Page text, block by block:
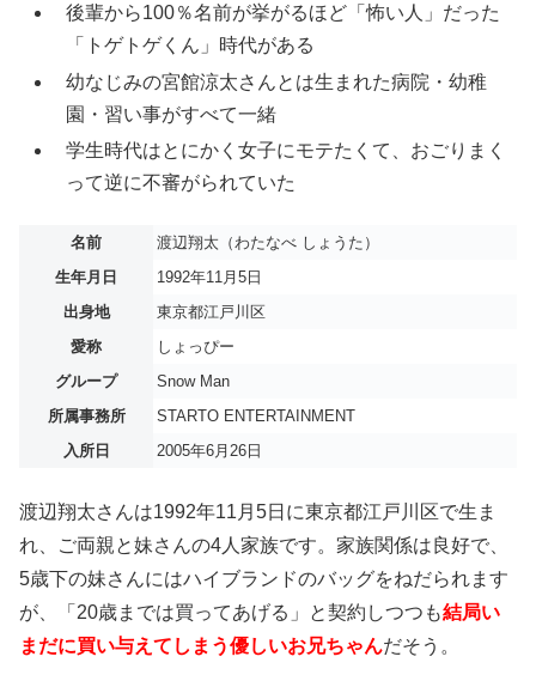
後輩から100％名前が挙がるほど「怖い人」だった
「トゲトゲくん」時代がある
幼なじみの宮館涼太さんとは生まれた病院・幼稚
園・習い事がすべて一緒
学生時代はとにかく女子にモテたくて、おごりまく
って逆に不審がられていた
名前
渡辺翔太（わたなべ しょうた）
生年月日
1992年11月5日
出身地
東京都江戸川区
愛称
しょっぴー
グループ
Snow Man
所属事務所
STARTO ENTERTAINMENT
入所日
2005年6月26日
渡辺翔太さんは1992年11月5日に東京都江戸川区で生ま
れ、ご両親と妹さんの4人家族です。家族関係は良好で、
5歳下の妹さんにはハイブランドのバッグをねだられます
が、「20歳までは買ってあげる」と契約しつつも結局い
まだに買い与えてしまう優しいお兄ちゃんだそう。